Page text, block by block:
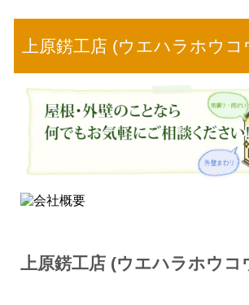
上原錺工店 (ウエハラホウ
上原錺工店 (ウエハラホウコ